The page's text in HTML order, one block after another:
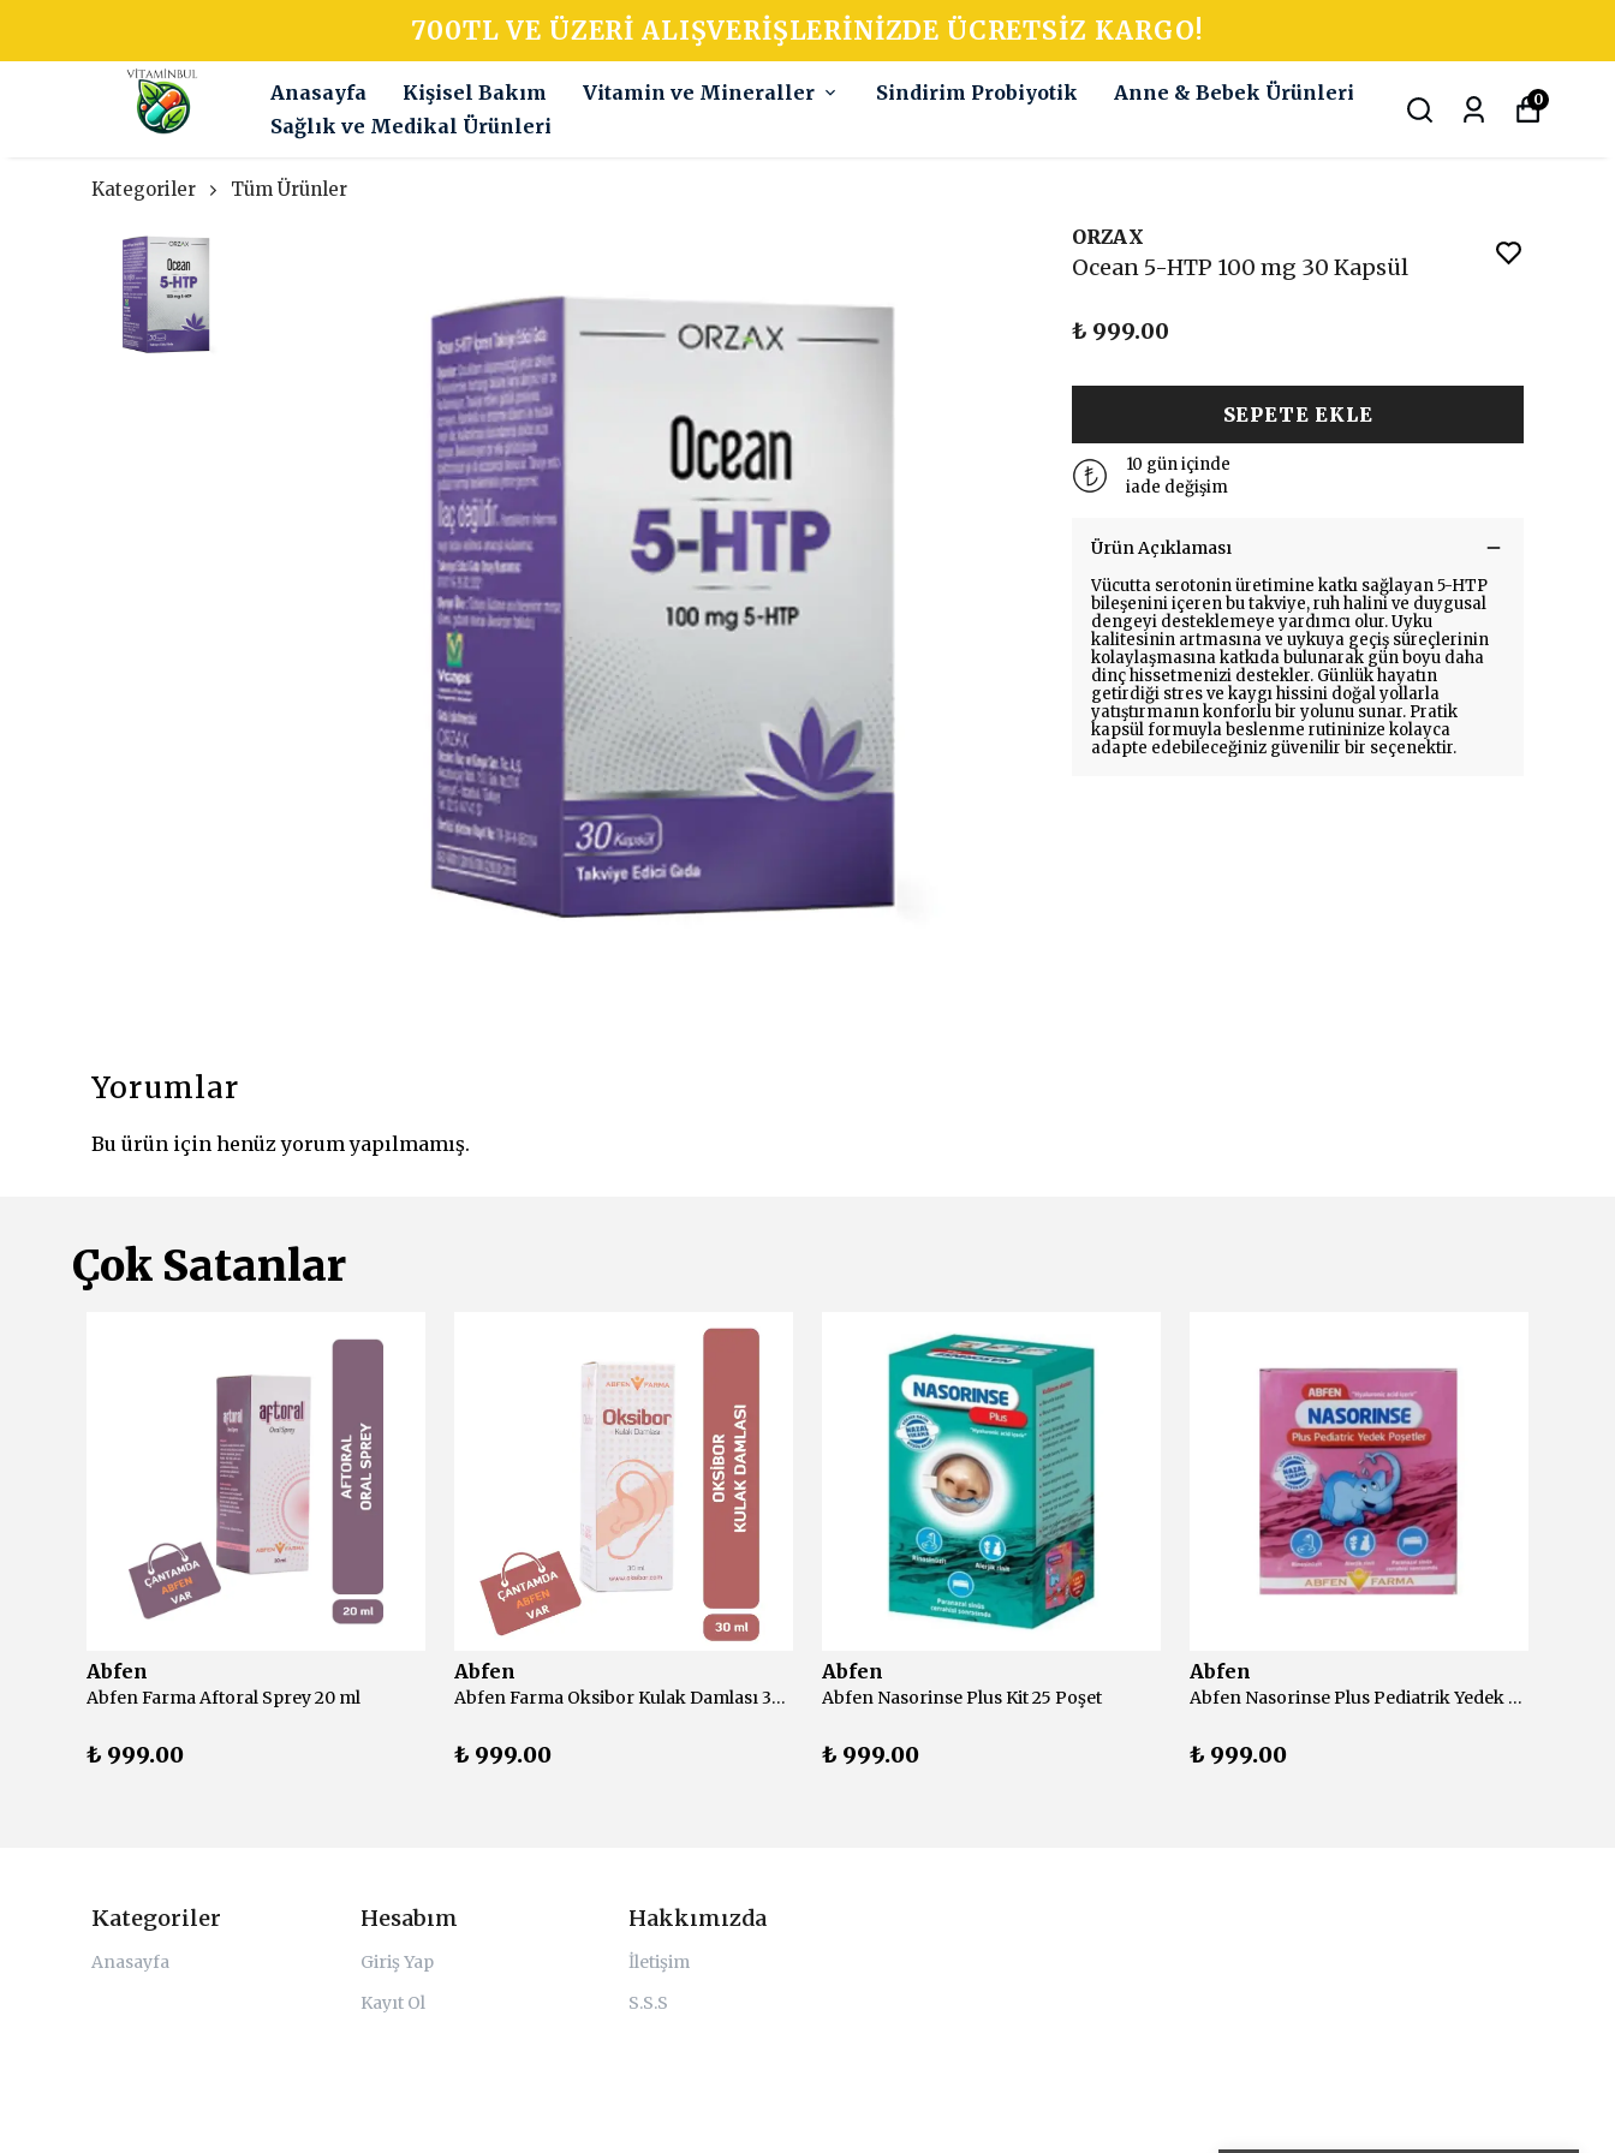
700TL VE ÜZERI ALIŞVERIŞLERINIZDE ÜCRETSIZ KARGO!
Anasayfa Kişisel Bakım Vitamin ve Mineraller Sindirim Probiyotik
Anne & Bebek Ürünleri
Sağlık ve Medikal Ürünleri
0
Kategoriler Tüm Ürünler
ORZAX
Ocean 5-HTP 100 mg 30 Kapsül
₺ 999.00
SEPETE EKLE
10 gün içinde
iade değişim
Ürün Açıklaması
Vücutta serotonin üretimine katkı sağlayan 5-HTP
bileşenini içeren bu takviye, ruh halini ve duygusal
dengeyi desteklemeye yardımcı olur. Uyku
kalitesinin artmasına ve uykuya geçiş süreçlerinin
kolaylaşmasına katkıda bulunarak gün boyu daha
dinç hissetmenizi destekler. Günlük hayatın
getirdiği stres ve kaygı hissini doğal yollarla
yatıştırmanın konforlu bir yolunu sunar. Pratik
kapsül formuyla beslenme rutininize kolayca
adapte edebileceğiniz güvenilir bir seçenektir.
Yorumlar
Bu ürün için henüz yorum yapılmamış.
Çok Satanlar
Abfen
Abfen Farma Aftoral Sprey 20 ml
₺ 999.00
Abfen
Abfen Farma Oksibor Kulak Damlası 30 ml
₺ 999.00
Abfen
Abfen Nasorinse Plus Kit 25 Poşet
₺ 999.00
Abfen
Abfen Nasorinse Plus Pediatrik Yedek 50 Adet
₺ 999.00
Kategoriler
Anasayfa
Hesabım
Giriş Yap
Kayıt Ol
Hakkımızda
İletişim
S.S.S